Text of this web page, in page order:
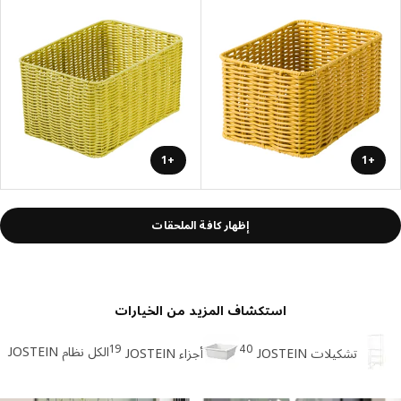
+1
+1
إظهار كافة الملحقات
استكشاف المزيد من الخيارات
تشكيلات JOSTEIN 40 أجزاء JOSTEIN 19 الكل نظام JOSTEIN